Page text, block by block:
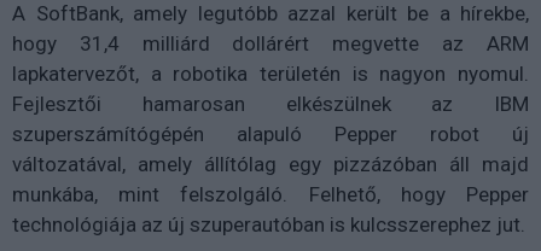
A SoftBank, amely legutóbb azzal került be a hírekbe,
hogy 31,4 milliárd dollárért megvette az ARM
lapkatervezőt, a robotika területén is nagyon nyomul.
Fejlesztői hamarosan elkészülnek az IBM
szuperszámítógépén alapuló Pepper robot új
változatával, amely állítólag egy pizzázóban áll majd
munkába, mint felszolgáló. Felhető, hogy Pepper
technológiája az új szuperautóban is kulcsszerephez jut.